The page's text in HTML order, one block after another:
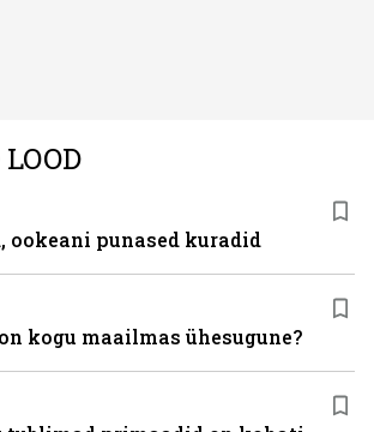
punased kuradid
kogu maailmas ühesugune?